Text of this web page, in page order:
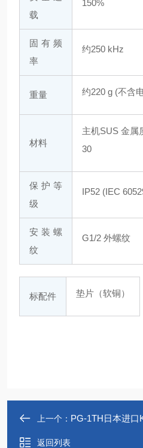
载
150%
固有频
率
约250 kHz
重量 约220 g (不含
材料
主机SUS 金属
30
保护等
级
IP52 (IEC
安装螺
纹
G1/2 外螺纹
标配件 垫片（软铜）
上一个： PG-1TH日本进口
返回列表